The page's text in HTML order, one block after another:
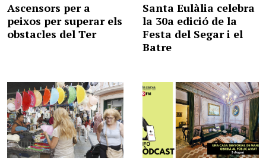
Ascensors per a
peixos per superar els
obstacles del Ter
Santa Eulàlia celebra
la 30a edició de la
Festa del Segar i el
Batre